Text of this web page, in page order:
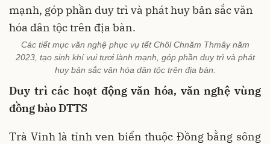
Các tiết mục văn nghệ phục vụ tết Chôl Chnăm Thmây năm
2023, tạo sinh khí vui tươi lành mạnh, góp phần duy trì và phát
huy bản sắc văn hóa dân tộc trên địa bàn.
Duy trì các hoạt động văn hóa, văn nghệ vùng
đồng bào DTTS
Trà Vinh là tỉnh ven biển thuộc Đồng bằng sông